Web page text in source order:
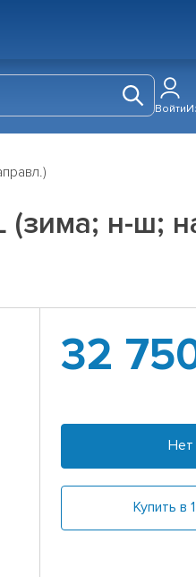
Войти
(зима; н-ш;
32
Нет
Купить в